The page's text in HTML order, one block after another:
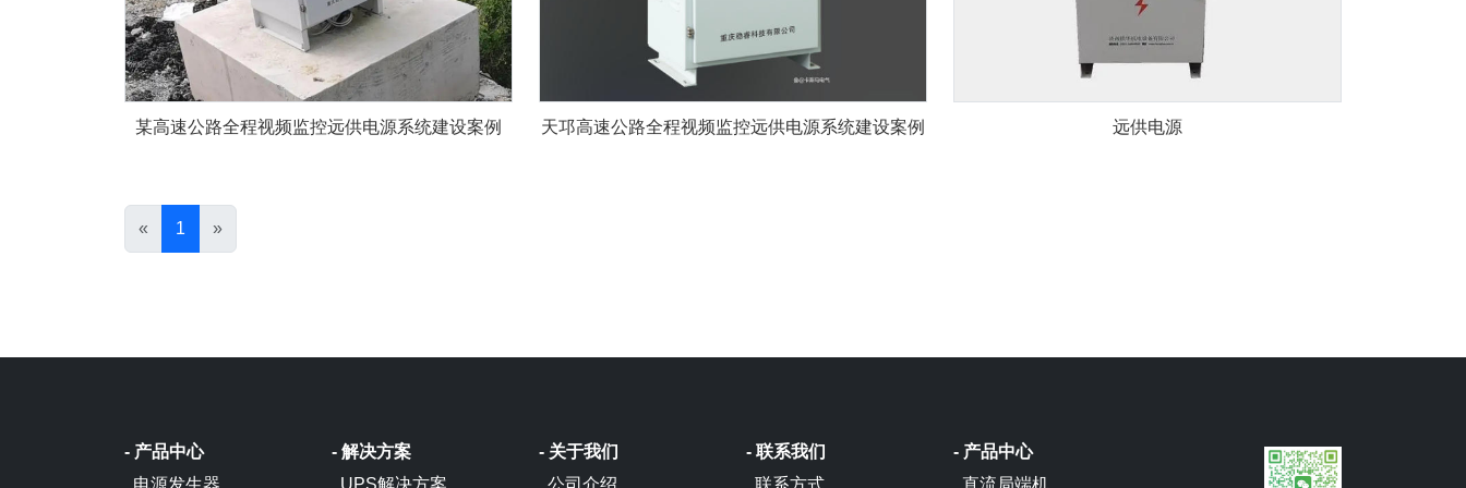
某高速公路全程视频监控远供电源系统建设案例 天邛高速公路全程视频监控远供电源系统建设案例 远供电源
« 1 »
- 产品中心
- 解决方案
- 关于我们
- 联系我们
- 产品中心